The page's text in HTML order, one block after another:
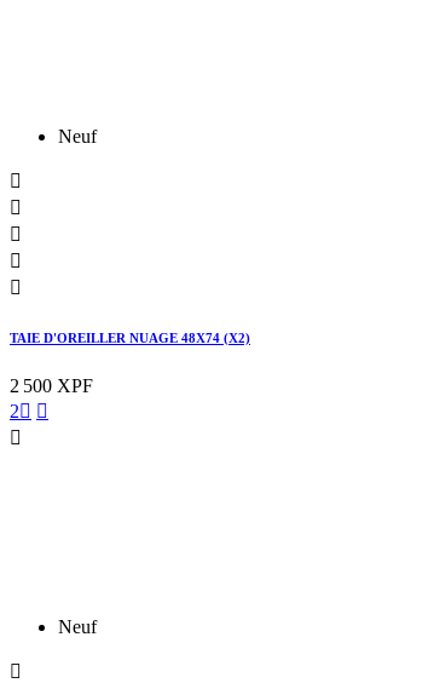
Neuf





TAIE D'OREILLER NUAGE 48X74 (X2)
2 500 XPF
2 

Neuf
